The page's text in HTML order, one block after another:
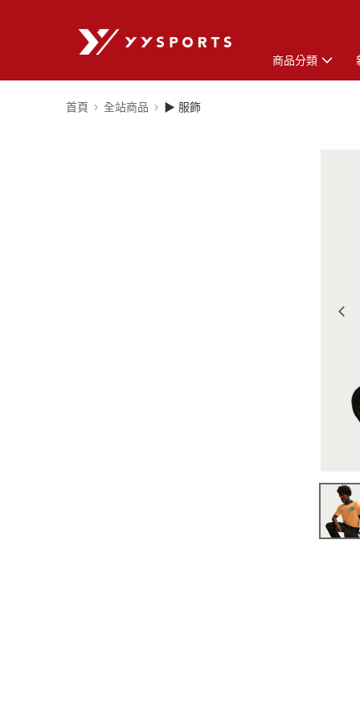
商品分類
首頁 全站商品 ▶ 服飾